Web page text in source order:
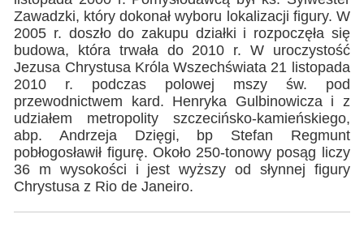
Zawadzki, który dokonał wyboru lokalizacji figury. W
2005 r. doszło do zakupu działki i rozpoczęła się
budowa, która trwała do 2010 r. W uroczystość
Jezusa Chrystusa Króla Wszechświata 21 listopada
2010 r. podczas polowej mszy św. pod
przewodnictwem kard. Henryka Gulbinowicza i z
udziałem metropolity szczecińsko-kamieńskiego,
abp. Andrzeja Dzięgi, bp Stefan Regmunt
pobłogosławił figurę. Około 250-tonowy posąg liczy
36 m wysokości i jest wyższy od słynnej figury
Chrystusa z Rio de Janeiro.